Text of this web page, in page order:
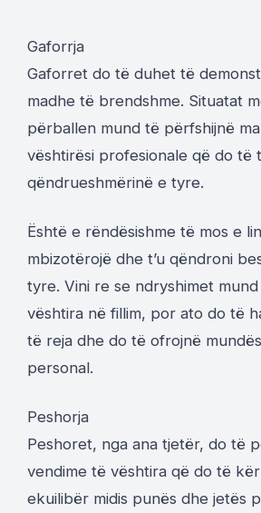
Gaforrja
Gaforret do të duhet të
madhe të brendshme. Situatat
përballen mund të përfshijnë
vështirësi profesionale që do të
qëndrueshmërinë e tyre.
Është e rëndësishme të mos e
mbizotërojë dhe t’u qëndroni
tyre. Vini re se ndryshimet
vështira në fillim, por ato do të
të reja dhe do të ofrojnë
personal.
Peshorja
Peshoret, nga ana tjetër, do të
vendime të vështira që do të
ekuilibër midis punës dhe jetës